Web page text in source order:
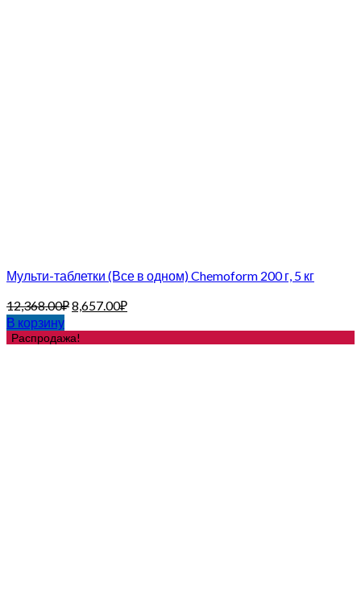
Мульти-таблетки (Все в одном) Chemoform 200 г, 5 кг
12,368.00₽8,657.00₽
В корзину
Распродажа!